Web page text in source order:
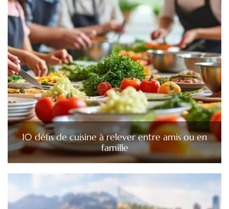
10 défis de cuisine à relever entre amis ou en
famille